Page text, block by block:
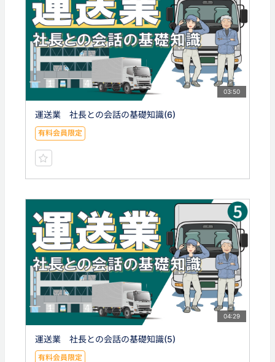
03:50
運送業 社長との会話の基礎知識(6)
有料会員限定
04:29
運送業 社長との会話の基礎知識(5)
有料会員限定